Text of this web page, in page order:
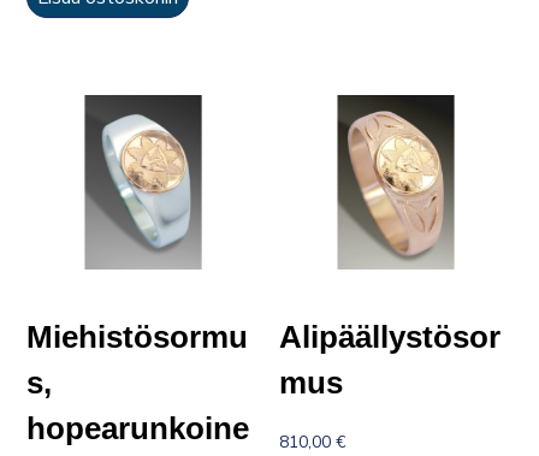
Miehistösormu
s,
hopearunkoine
Alipäällystösor
mus
810,00€